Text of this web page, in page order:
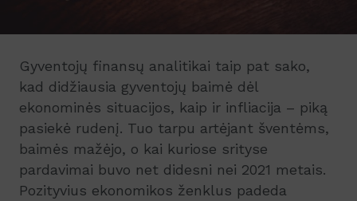
Gyventojų finansų analitikai taip pat sako,
kad didžiausia gyventojų baimė dėl
ekonominės situacijos, kaip ir infliacija – piką
pasiekė rudenį. Tuo tarpu artėjant šventėms,
baimės mažėjo, o kai kuriose srityse
pardavimai buvo net didesni nei 2021 metais.
Pozityvius ekonomikos ženklus padeda